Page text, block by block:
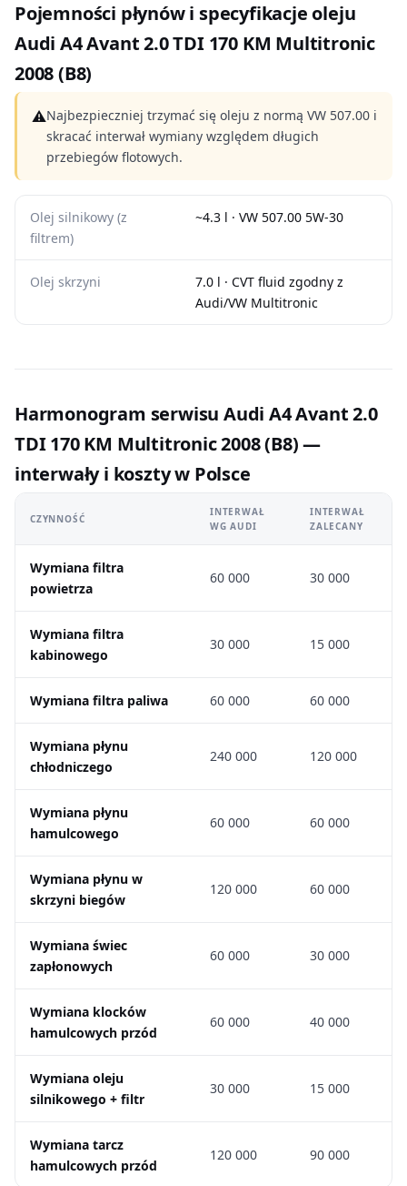
Pojemności płynów i specyfikacje oleju
Audi A4 Avant 2.0 TDI 170 KM Multitronic
2008 (B8)
⚠Najbezpieczniej trzymać się oleju z normą VW 507.00 i
skracać interwał wymiany względem długich
przebiegów flotowych.
Olej silnikowy (z
filtrem)
~4.3 l · VW 507.00 5W-30
Olej skrzyni
7.0 l · CVT fluid zgodny z
Audi/VW Multitronic
Harmonogram serwisu Audi A4 Avant 2.0
TDI 170 KM Multitronic 2008 (B8) —
interwały i koszty w Polsce
CZYNNOŚĆ
INTERWAŁ
WG AUDI
INTERWAŁ
ZALECANY
Wymiana filtra
powietrza
60 000 30 000
Wymiana filtra
kabinowego
30 000 15 000
Wymiana filtra paliwa 60 000 60 000
Wymiana płynu
chłodniczego
240 000 120 000
Wymiana płynu
hamulcowego
60 000 60 000
Wymiana płynu w
skrzyni biegów
120 000 60 000
Wymiana świec
zapłonowych
60 000 30 000
Wymiana klocków
hamulcowych przód
60 000 40 000
Wymiana oleju
silnikowego + filtr
30 000 15 000
Wymiana tarcz
hamulcowych przód
120 000 90 000